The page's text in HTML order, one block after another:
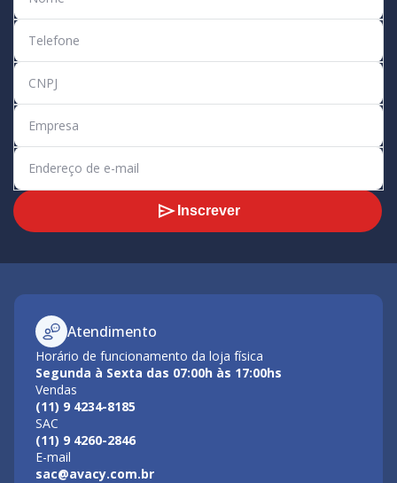
Inscrever
Atendimento
Horário de funcionamento da loja física
Segunda à Sexta das 07:00h às 17:00hs
Vendas
(11) 9 4234-8185
SAC
(11) 9 4260-2846
E-mail
sac@avacy.com.br